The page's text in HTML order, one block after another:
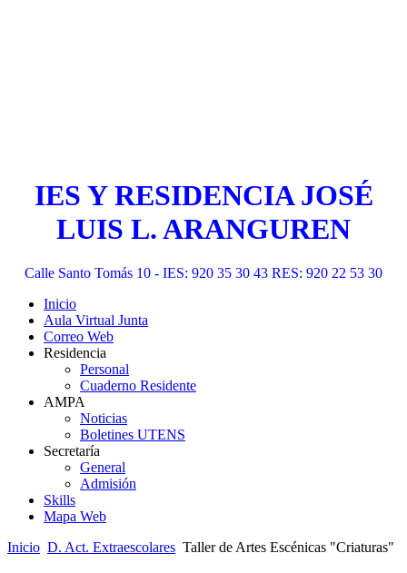
IES Y RESIDENCIA JOSÉ
LUIS L. ARANGUREN
Calle Santo Tomás 10 - IES: 920 35 30 43 RES: 920 22 53 30
Inicio
Aula Virtual Junta
Correo Web
Residencia
Personal
Cuaderno Residente
AMPA
Noticias
Boletines UTENS
Secretaría
General
Admisión
Skills
Mapa Web
Inicio D. Act. Extraescolares Taller de Artes Escénicas "Criaturas"